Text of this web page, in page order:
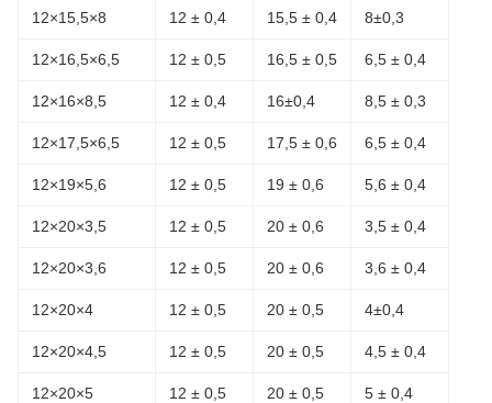
12×15,5×8 12 ± 0,4 15,5 ± 0,4 8±0,3
12×16,5×6,5 12 ± 0,5 16,5 ± 0,5 6,5 ± 0,4
12×16×8,5 12 ± 0,4 16±0,4 8,5 ± 0,3
12×17,5×6,5 12 ± 0,5 17,5 ± 0,6 6,5 ± 0,4
12×19×5,6 12 ± 0,5 19 ± 0,6 5,6 ± 0,4
12×20×3,5 12 ± 0,5 20 ± 0,6 3,5 ± 0,4
12×20×3,6 12 ± 0,5 20 ± 0,6 3,6 ± 0,4
12×20×4 12 ± 0,5 20 ± 0,5 4±0,4
12×20×4,5 12 ± 0,5 20 ± 0,5 4,5 ± 0,4
12×20×5 12 ± 0,5 20 ± 0,5 5 ± 0,4